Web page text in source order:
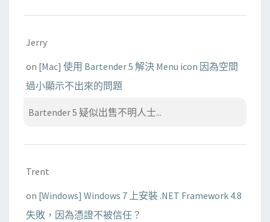
Jerry
on [Mac] 使用 Bartender 5 解決 Menu icon 因為空間
過小顯示不出來的問題
Bartender 5 疑似出售不明人士...
Trent
on [Windows] Windows 7 上安裝 .NET Framework 4.8
失敗，因為憑證不被信任？